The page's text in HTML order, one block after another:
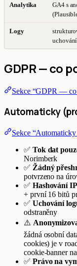
Analytika
GA4 s
Logy
GDPR — co
Sekce “GDPR — co
Automaticky
Sekce
✅ Tok dat
Norimberk
✅ Žádný
potvrzeno na
✅ Hashování IP
+ první 16 bitů
✅ Uchování
odstraněny
⚠️
žádná osobní
cookies) je v
cookie-banner
✅ Právo na